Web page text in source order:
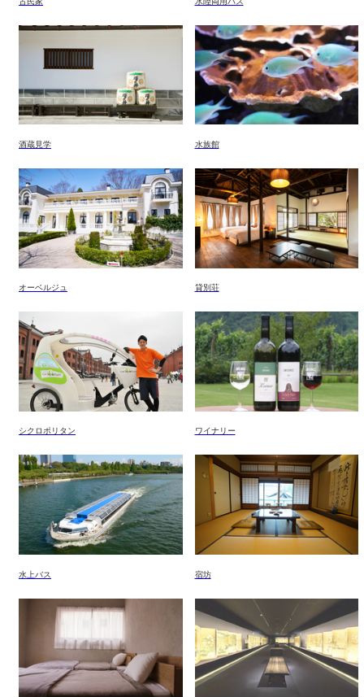
酒蔵見学 水族館
オーベルジュ 貸別荘
シクロポリタン ワイナリー
水上バス 宿坊